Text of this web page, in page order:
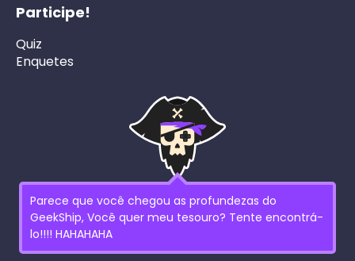
Participe!
Quiz
Enquetes
Parece que você chegou as profundezas do
GeekShip, Você quer meu tesouro? Tente encontrá-
lo!!!! HAHAHAHA